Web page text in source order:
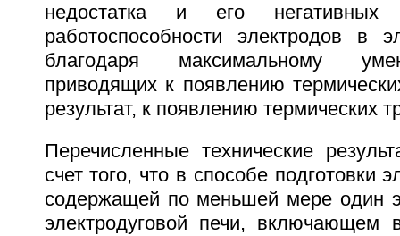
недостатка и его негативных
работоспособности электродов в
благодаря максимальному
приводящих к появлению
результат, к появлению термических
Перечисленные технические
счет того, что в способе подготовки
содержащей по меньшей мере один
электродуговой печи, включающем